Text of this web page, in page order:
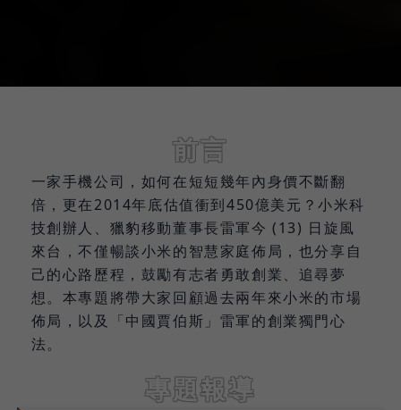
前言
一家手機公司，如何在短短幾年內身價不斷翻
倍，更在2014年底估值衝到450億美元？小米科
技創辦人、獵豹移動董事長雷軍今 (13) 日旋風
來台，不僅暢談小米的智慧家庭佈局，也分享自
己的心路歷程，鼓勵有志者勇敢創業、追尋夢
想。本專題將帶大家回顧過去兩年來小米的市場
佈局，以及「中國賈伯斯」雷軍的創業獨門心
法。
專題報導